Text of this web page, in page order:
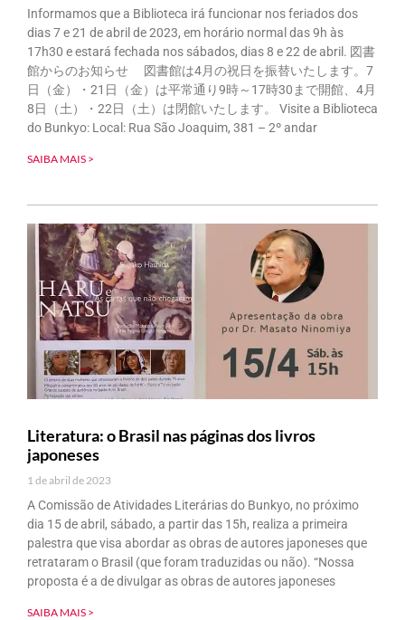
Informamos que a Biblioteca irá funcionar nos feriados dos
dias 7 e 21 de abril de 2023, em horário normal das 9h às
17h30 e estará fechada nos sábados, dias 8 e 22 de abril. 図書
館からのお知らせ 図書館は4月の祝日を振替いたします。7
日（金）・21日（金）は平常通り9時～17時30まで開館、4月
8日（土）・22日（土）は閉館いたします。 Visite a Biblioteca
do Bunkyo: Local: Rua São Joaquim, 381 – 2º andar
SAIBA MAIS >
Literatura: o Brasil nas páginas dos livros
japoneses
1 de abril de 2023
A Comissão de Atividades Literárias do Bunkyo, no próximo
dia 15 de abril, sábado, a partir das 15h, realiza a primeira
palestra que visa abordar as obras de autores japoneses que
retrataram o Brasil (que foram traduzidas ou não). “Nossa
proposta é a de divulgar as obras de autores japoneses
SAIBA MAIS >